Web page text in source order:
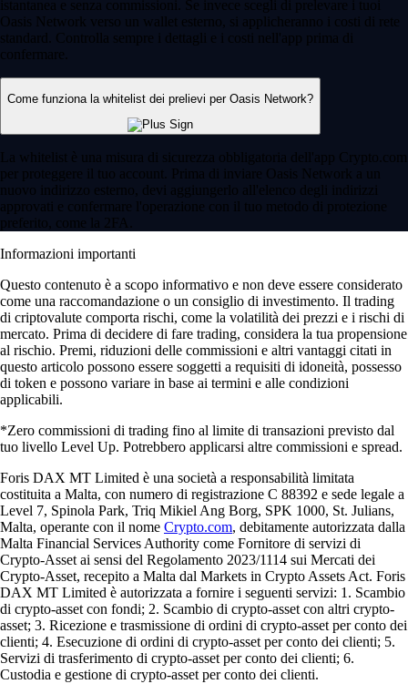
istantanea e senza commissioni. Se invece scegli di prelevare i tuoi
Oasis Network verso un wallet esterno, si applicheranno i costi di rete
standard. Controlla sempre i dettagli e i costi nell'app prima di
confermare.
Come funziona la whitelist dei prelievi per Oasis Network?
La whitelist è una misura di sicurezza obbligatoria dell'app Crypto.com
per proteggere il tuo account. Prima di inviare Oasis Network a un
nuovo indirizzo esterno, devi aggiungerlo all'elenco degli indirizzi
approvati e confermare l'operazione con il tuo metodo di protezione
preferito, come la 2FA.
Informazioni importanti
Questo contenuto è a scopo informativo e non deve essere considerato
come una raccomandazione o un consiglio di investimento. Il trading
di criptovalute comporta rischi, come la volatilità dei prezzi e i rischi di
mercato. Prima di decidere di fare trading, considera la tua propensione
al rischio. Premi, riduzioni delle commissioni e altri vantaggi citati in
questo articolo possono essere soggetti a requisiti di idoneità, possesso
di token e possono variare in base ai termini e alle condizioni
applicabili.
*Zero commissioni di trading fino al limite di transazioni previsto dal
tuo livello Level Up. Potrebbero applicarsi altre commissioni e spread.
Foris DAX MT Limited è una società a responsabilità limitata
costituita a Malta, con numero di registrazione C 88392 e sede legale a
Level 7, Spinola Park, Triq Mikiel Ang Borg, SPK 1000, St. Julians,
Malta, operante con il nome Crypto.com, debitamente autorizzata dalla
Malta Financial Services Authority come Fornitore di servizi di
Crypto-Asset ai sensi del Regolamento 2023/1114 sui Mercati dei
Crypto-Asset, recepito a Malta dal Markets in Crypto Assets Act. Foris
DAX MT Limited è autorizzata a fornire i seguenti servizi: 1. Scambio
di crypto-asset con fondi; 2. Scambio di crypto-asset con altri crypto-
asset; 3. Ricezione e trasmissione di ordini di crypto-asset per conto dei
clienti; 4. Esecuzione di ordini di crypto-asset per conto dei clienti; 5.
Servizi di trasferimento di crypto-asset per conto dei clienti; 6.
Custodia e gestione di crypto-asset per conto dei clienti.